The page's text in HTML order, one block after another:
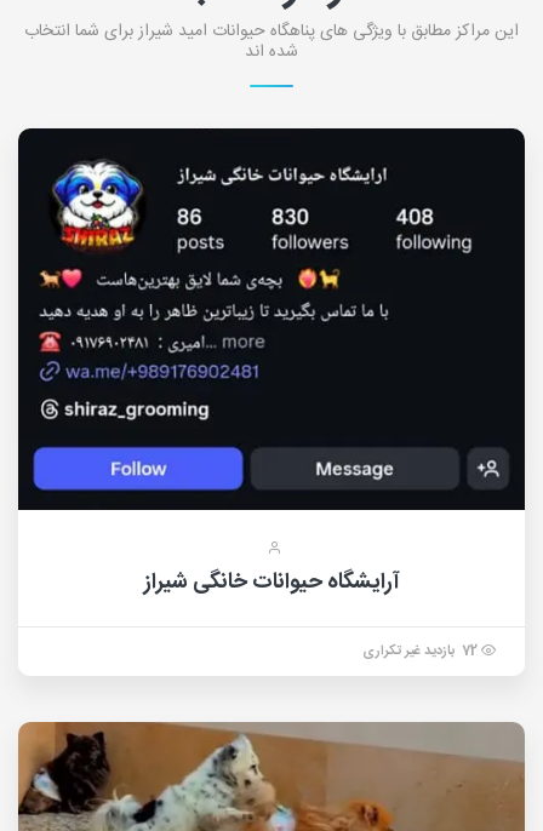
این مراکز مطابق با ویژگی های پناهگاه حیوانات امید شیراز برای شما انتخاب
شده اند
آرایشگاه حیوانات خانگی شیراز
72 بازدید غیر تکراری